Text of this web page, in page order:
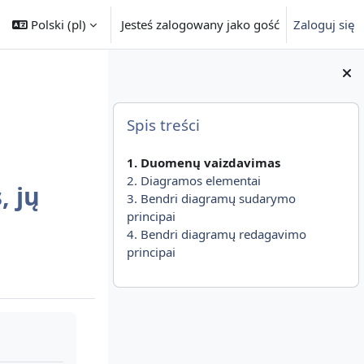
Polski ‎(pl)‎ Jesteś zalogowany jako gość Zaloguj się
Bloki
Pomiń Spis treści
Spis treści
1. Duomenų vaizdavimas
2. Diagramos elementai
3. Bendri diagramų sudarymo
principai
4. Bendri diagramų redagavimo
principai
jų